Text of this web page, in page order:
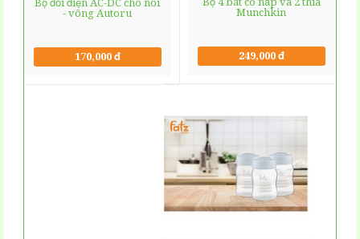
Bộ đổi điện AC-DC cho nôi
- võng Autoru
170,000 đ
Munchkin
249,000 đ